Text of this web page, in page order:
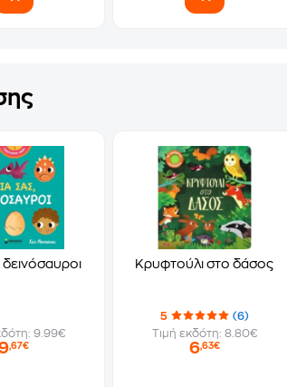
δεινόσαυροι
9.99€
,67€
Κρυφτούλι στο δάσος
5
(6)
Τιμή εκδότη: 8.80€
6,63€